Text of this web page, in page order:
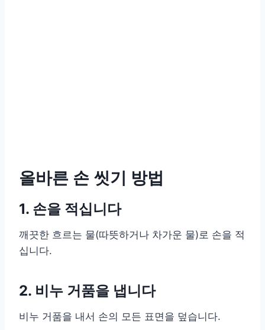
올바른 손 씻기 방법
1. 손을 적십니다
깨끗한 흐르는 물(따뜻하거나 차가운 물)로 손을 적
십니다.
2. 비누 거품을 냅니다
비누 거품을 내서 손의 모든 표면을 덮습니다.